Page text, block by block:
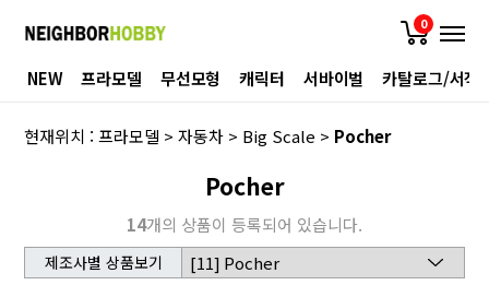
0
NEW 프라모델 무선모형 캐릭터 서바이벌 카탈로그/서적
현재위치 :프라모델 >자동차 > Big Scale > Pocher
Pocher
14개의 상품이 등록되어 있습니다.
제조사별 상품보기